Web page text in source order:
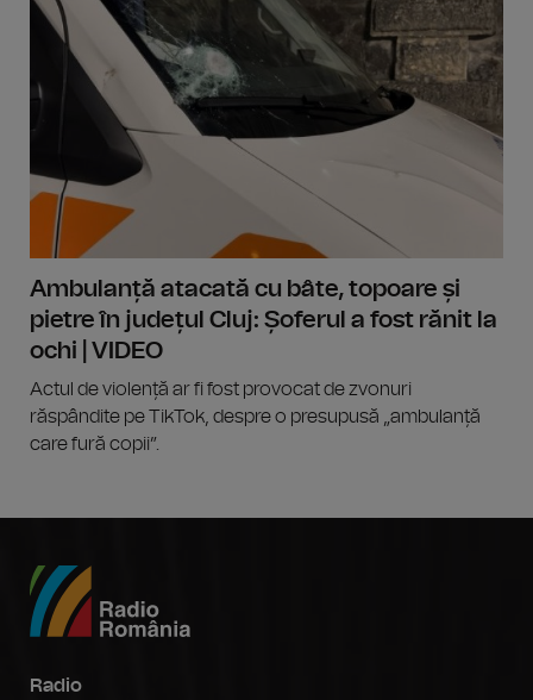
Ambulanță atacată cu bâte, topoare și
pietre în județul Cluj: Șoferul a fost rănit la
ochi | VIDEO
Actul de violență ar fi fost provocat de zvonuri
răspândite pe TikTok, despre o presupusă „ambulanță
care fură copii”.
Radio